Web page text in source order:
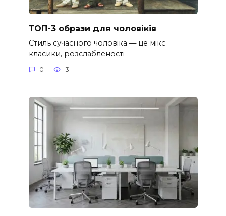
ТОП-3 образи для чоловіків
Стиль сучасного чоловіка — це мікс
класики, розслабленості
0 3